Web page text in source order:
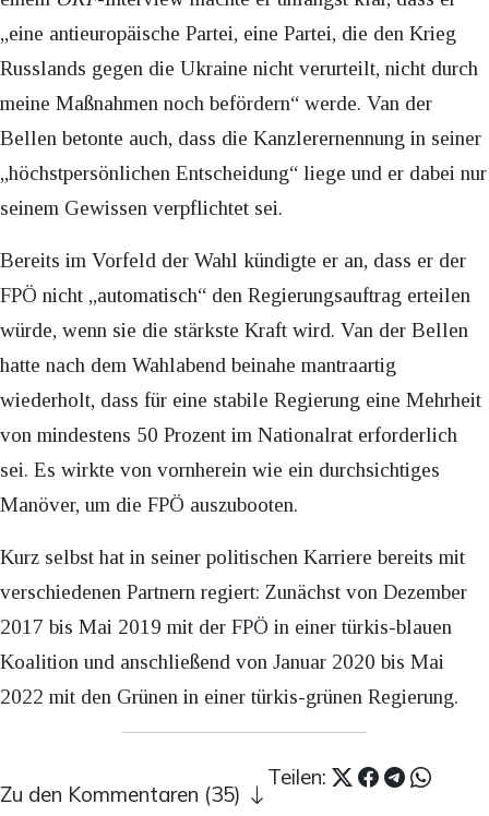
„eine antieuropäische Partei, eine Partei, die den Krieg
Russlands gegen die Ukraine nicht verurteilt, nicht durch
meine Maßnahmen noch befördern“ werde. Van der
Bellen betonte auch, dass die Kanzlerernennung in seiner
„höchstpersönlichen Entscheidung“ liege und er dabei nur
seinem Gewissen verpflichtet sei.
Bereits im Vorfeld der Wahl kündigte er an, dass er der
FPÖ nicht „automatisch“ den Regierungsauftrag erteilen
würde, wenn sie die stärkste Kraft wird. Van der Bellen
hatte nach dem Wahlabend beinahe mantraartig
wiederholt, dass für eine stabile Regierung eine Mehrheit
von mindestens 50 Prozent im Nationalrat erforderlich
sei. Es wirkte von vornherein wie ein durchsichtiges
Manöver, um die FPÖ auszubooten.
Kurz selbst hat in seiner politischen Karriere bereits mit
verschiedenen Partnern regiert: Zunächst von Dezember
2017 bis Mai 2019 mit der FPÖ in einer türkis-blauen
Koalition und anschließend von Januar 2020 bis Mai
2022 mit den Grünen in einer türkis-grünen Regierung.
Teilen:
Zu den Kommentaren (35)